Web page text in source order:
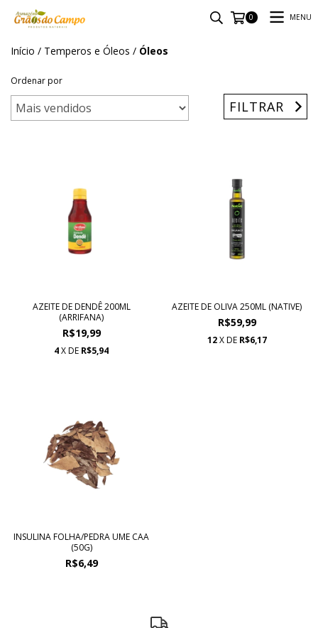
0 MENU
Início / Temperos e Óleos / Óleos
Ordenar por
FILTRAR
AZEITE DE DENDÊ 200ML
(ARRIFANA)
R$19,99
4X DE R$5,94
AZEITE DE OLIVA 250ML (NATIVE)
R$59,99
12 X DE R$6,17
INSULINA FOLHA/PEDRA UME CAA
(50G)
R$6,49